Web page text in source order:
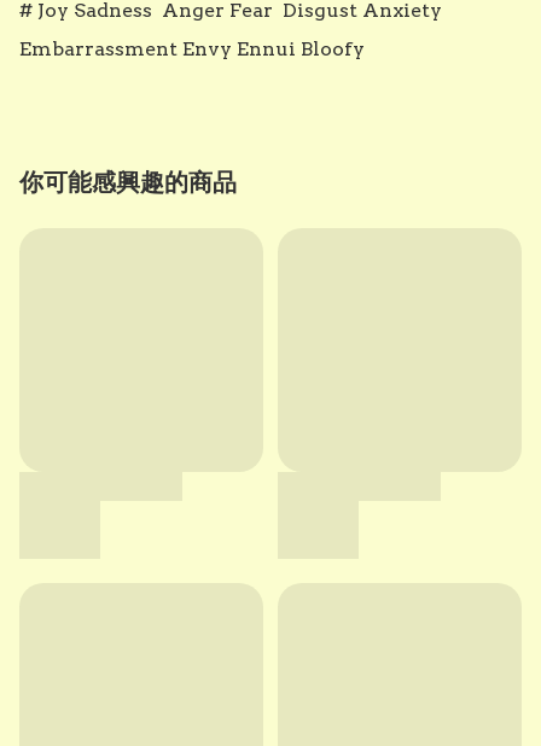
# Joy Sadness  Anger Fear  Disgust Anxiety
Embarrassment Envy Ennui Bloofy
你可能感興趣的商品